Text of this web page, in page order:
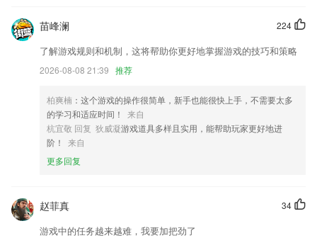
天易2下载app安卓端更新了什么?
新增 SRT 协议支持。支持 SRT 推流及拉流。
修复已知BUG，提升用户体验！
全新版本，欢迎体验。
扫码处理逻辑
主要更新司机端体验，修复部分bug。
开放机型【荣耀10】的双系统。
应用商店进行打分评论，说出您的使用经历，以帮助我们更好的对产品进
行优化修改。
224
苗峰澜
了解游戏规则和机制，这将帮助你更好地掌握游戏的技巧和策略
2026-08-08 21:39 推荐
柏爽楠 ：这个游戏的操作很简单，新手也能很快上手，不需要太多
的学习和适应时间！
来自
杭宜敬 回复 狄威凝游戏道具多样且实用，能帮助玩家更好地进
阶！
来自
更多回复
34
赵菲真
游戏中的任务越来越难，我要加把劲了